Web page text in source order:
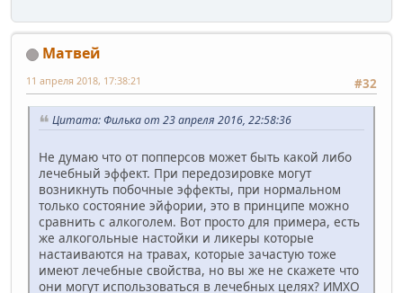
Матвей
#32
11 апреля 2018, 17:38:21
Цитата: Филька от 23 апреля 2016, 22:58:36
Не думаю что от попперсов может быть какой либо
лечебный эффект. При передозировке могут
возникнуть побочные эффекты, при нормальном
только состояние эйфории, это в принципе можно
сравнить с алкоголем. Вот просто для примера, есть
же алкогольные настойки и ликеры которые
настаиваются на травах, которые зачастую тоже
имеют лечебные свойства, но вы же не скажете что
они могут использоваться в лечебных целях? ИМХО